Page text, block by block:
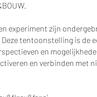
experiment zijn
tentoonstelling is de
en
en verbinden met